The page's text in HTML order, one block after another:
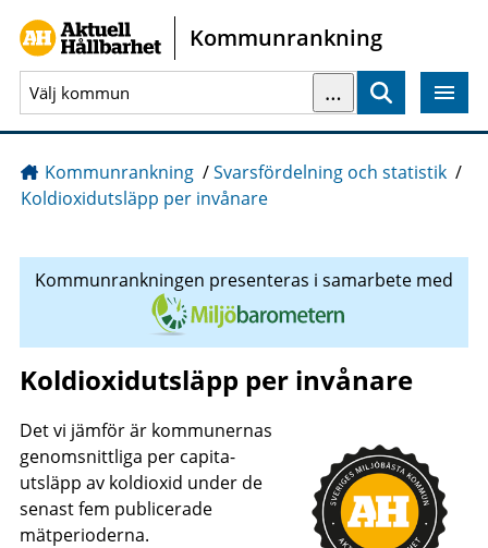
Gå direkt till sidans innehåll
Kommunrankning
…
Kommunrankning /Svarsfördelning och statistik /
Koldioxidutsläpp per invånare
Kommunrankningen presenteras i samarbete med
Koldioxidutsläpp per invånare
Det vi jämför är kommunernas
genomsnittliga per capita-
utsläpp av koldioxid under de
senast fem publicerade
mätperioderna.